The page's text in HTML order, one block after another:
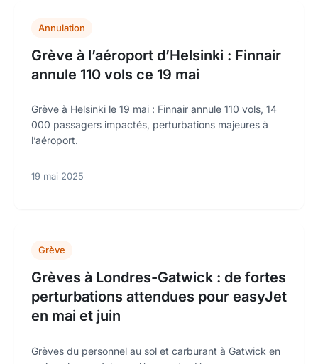
Annulation
Grève à l’aéroport d’Helsinki : Finnair
annule 110 vols ce 19 mai
Grève à Helsinki le 19 mai : Finnair annule 110 vols, 14
000 passagers impactés, perturbations majeures à
l’aéroport.
19 mai 2025
Grève
Grèves à Londres-Gatwick : de fortes
perturbations attendues pour easyJet
en mai et juin
Grèves du personnel au sol et carburant à Gatwick en